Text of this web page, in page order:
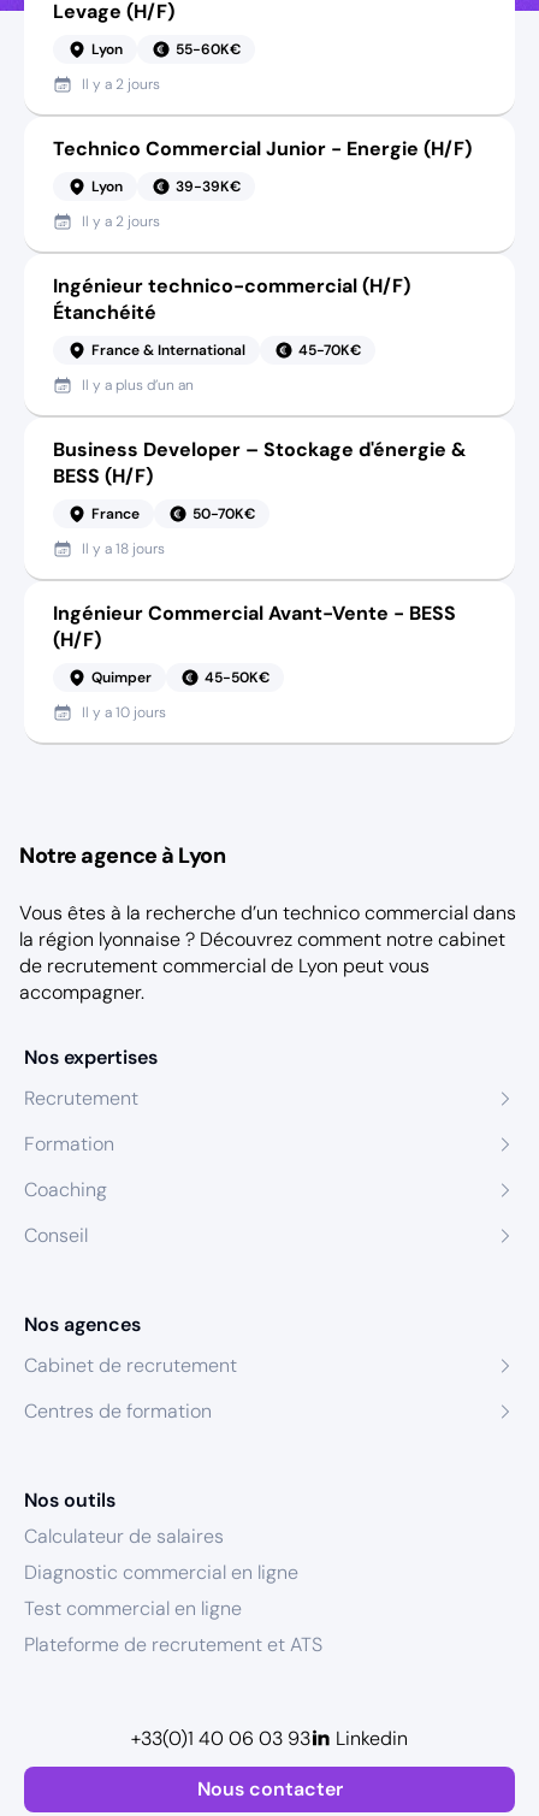
Levage (H/F)
Lyon
55-60K€
Il y a 2 jours
Technico Commercial Junior - Energie (H/F)
Lyon
39-39K€
Il y a 2 jours
Ingénieur technico-commercial (H/F)
Étanchéité
France & International
45-70K€
Il y a plus d’un an
Business Developer – Stockage d'énergie &
BESS (H/F)
France
50-70K€
Il y a18 jours
Ingénieur Commercial Avant-Vente - BESS
(H/F)
Quimper
45-50K€
Il y a10 jours
Notre agence à Lyon
Vous êtes à la recherche d’un technico commercial dans
la région lyonnaise ? Découvrez comment notrecabinet
de recrutement commercial de Lyon peut vous
accompagner.
Nos expertises
Recrutement
Formation
Coaching
Conseil
Nos agences
Cabinet de recrutement
Centres de formation
Nos outils
Calculateur de salaires
Diagnostic commercial en ligne
Test commercial en ligne
Plateforme de recrutement et ATS
Nous contacter
+33(0)1 40 06 03 93 Linkedin